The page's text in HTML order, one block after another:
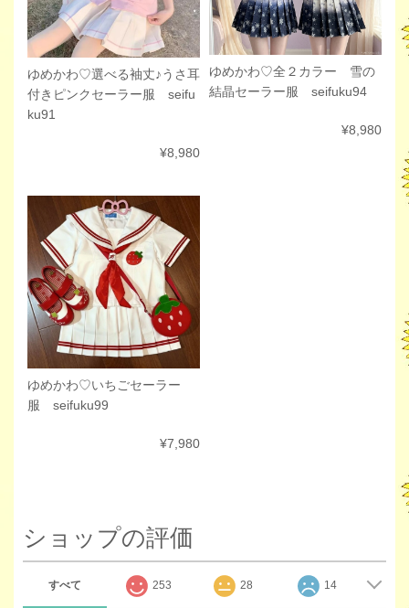
ゆめかわ♡選べる袖丈♪うさ耳
付きピンクセーラー服 seifu
ku91
¥8,980
ゆめかわ♡全２カラー 雪の
結晶セーラー服 seifuku94
¥8,980
ゆめかわ♡いちごセーラー
服 seifuku99
¥7,980
ショップの評価
すべて 253 28 14